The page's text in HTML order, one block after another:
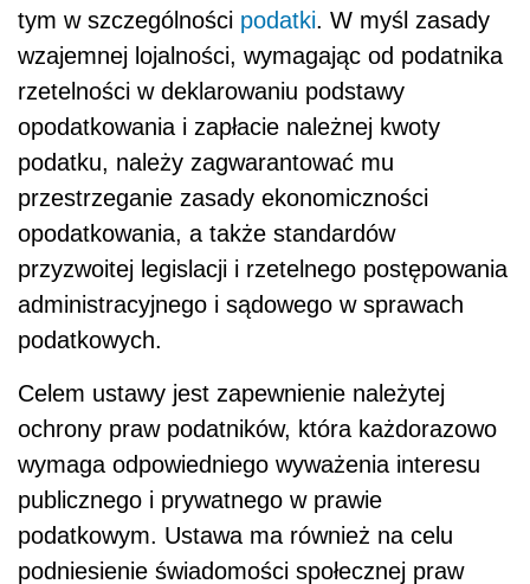
tym w szczególności podatki. W myśl zasady
wzajemnej lojalności, wymagając od podatnika
rzetelności w deklarowaniu podstawy
opodatkowania i zapłacie należnej kwoty
podatku, należy zagwarantować mu
przestrzeganie zasady ekonomiczności
opodatkowania, a także standardów
przyzwoitej legislacji i rzetelnego postępowania
administracyjnego i sądowego w sprawach
podatkowych.
Celem ustawy jest zapewnienie należytej
ochrony praw podatników, która każdorazowo
wymaga odpowiedniego wyważenia interesu
publicznego i prywatnego w prawie
podatkowym. Ustawa ma również na celu
podniesienie świadomości społecznej praw